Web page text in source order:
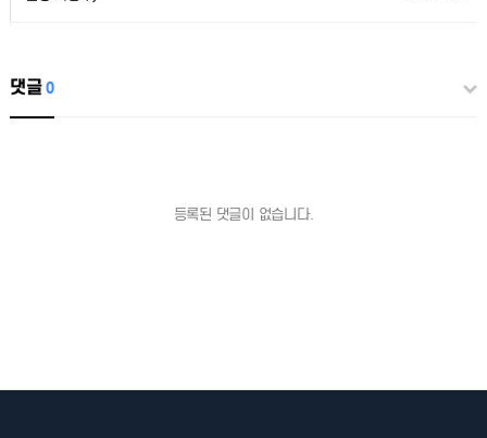
댓글0
등록된 댓글이 없습니다.